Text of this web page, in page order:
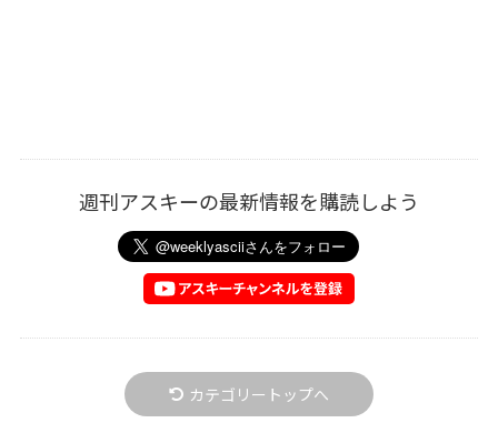
週刊アスキーの最新情報を購読しよう
カテゴリートップへ